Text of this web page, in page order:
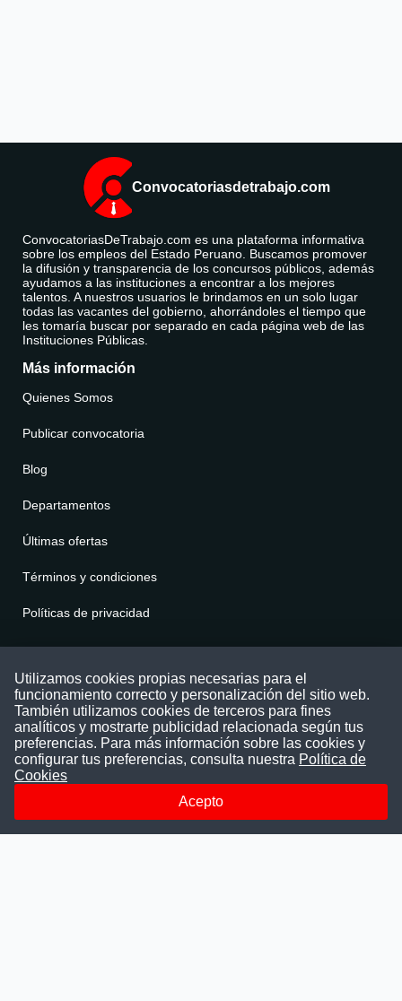
Convocatoriasdetrabajo.com
ConvocatoriasDeTrabajo.com es una plataforma informativa
sobre los empleos del Estado Peruano. Buscamos promover
la difusión y transparencia de los concursos públicos, además
ayudamos a las instituciones a encontrar a los mejores
talentos. A nuestros usuarios le brindamos en un solo lugar
todas las vacantes del gobierno, ahorrándoles el tiempo que
les tomaría buscar por separado en cada página web de las
Instituciones Públicas.
Más información
Quienes Somos
Publicar convocatoria
Blog
Departamentos
Últimas ofertas
Términos y condiciones
Políticas de privacidad
Puede comunicarse con nosotros a través
nuestras redes sociales o del correo:
contacto@convocatoriasdetrabajo.com
Siguenos en:
Utilizamos cookies propias necesarias para el
funcionamiento correcto y personalización del sitio web.
También utilizamos cookies de terceros para fines
analíticos y mostrarte publicidad relacionada según tus
preferencias. Para más información sobre las cookies y
configurar tus preferencias, consulta nuestra Política de
Cookies
Acepto